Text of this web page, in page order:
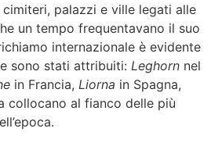
cimiteri, palazzi e ville legati alle
un tempo frequentavano il suo
internazionale è evidente
sono stati attribuiti: Leghorn nel
in Francia, Liorna in Spagna,
collocano al fianco delle più